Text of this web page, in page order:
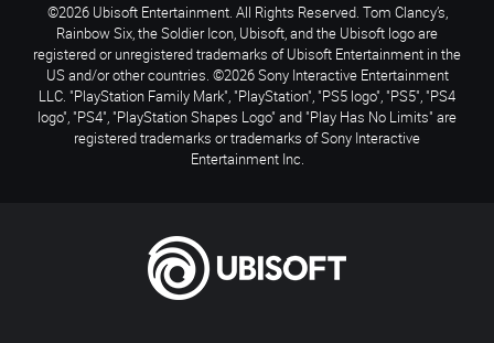
©2026 Ubisoft Entertainment. All Rights Reserved. Tom Clancy’s,
Rainbow Six, the Soldier Icon, Ubisoft, and the Ubisoft logo are
registered or unregistered trademarks of Ubisoft Entertainment in the
US and/or other countries. ©2026 Sony Interactive Entertainment
LLC. "PlayStation Family Mark", "PlayStation", "PS5 logo", "PS5", "PS4
logo", "PS4", "PlayStation Shapes Logo" and "Play Has No Limits" are
registered trademarks or trademarks of Sony Interactive
Entertainment Inc.